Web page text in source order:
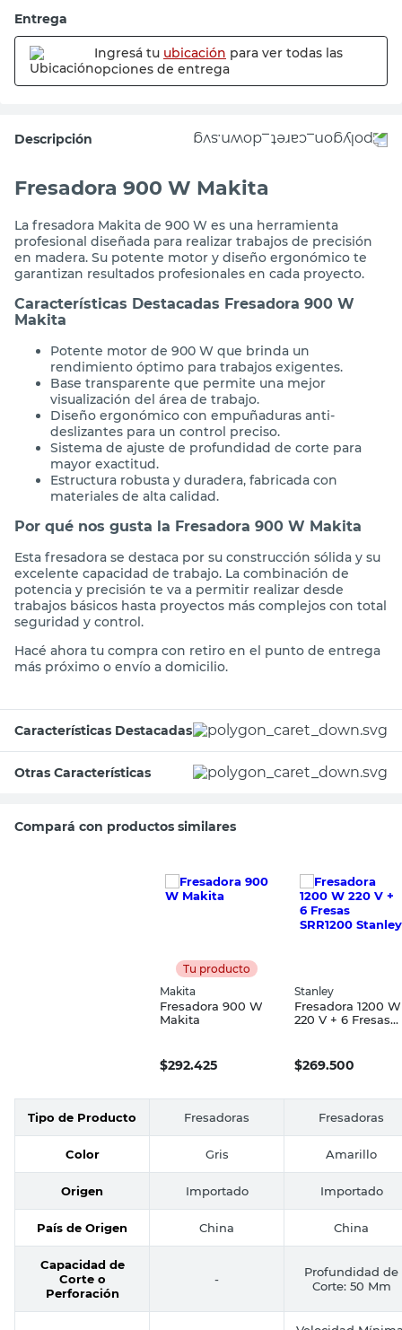
Entrega
Ingresá tu ubicación para ver todas las
opciones de entrega
Descripción
Fresadora 900 W Makita
La fresadora Makita de 900 W es una herramienta
profesional diseñada para realizar trabajos de precisión
en madera. Su potente motor y diseño ergonómico te
garantizan resultados profesionales en cada proyecto.
Características Destacadas Fresadora 900 W
Makita
Potente motor de 900 W que brinda un
rendimiento óptimo para trabajos exigentes.
Base transparente que permite una mejor
visualización del área de trabajo.
Diseño ergonómico con empuñaduras anti-
deslizantes para un control preciso.
Sistema de ajuste de profundidad de corte para
mayor exactitud.
Estructura robusta y duradera, fabricada con
materiales de alta calidad.
Por qué nos gusta la Fresadora 900 W Makita
Esta fresadora se destaca por su construcción sólida y su
excelente capacidad de trabajo. La combinación de
potencia y precisión te va a permitir realizar desde
trabajos básicos hasta proyectos más complejos con total
seguridad y control.
Hacé ahora tu compra con retiro en el punto de entrega
más próximo o envío a domicilio.
Características Destacadas
Otras Características
Compará con productos similares
Tu producto
Makita
Fresadora 900 W
Makita
$292.425
Stanley
Fresadora 1200 W
220 V + 6 Fresas
$269.500
Tipo de Producto Fresadoras Fresadoras
Color Gris Amarillo
Origen Importado Importado
País de Origen China China
Capacidad de
Corte o
Perforación
-
Profundidad de
Corte: 50 Mm